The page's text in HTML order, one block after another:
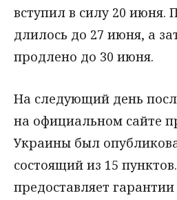
вступил в силу 20 июня.
длилось до 27 июня, а
продлено до 30 июня.
На следующий день
на официальном сайте
Украины был
состоящий из 15
предоставляет